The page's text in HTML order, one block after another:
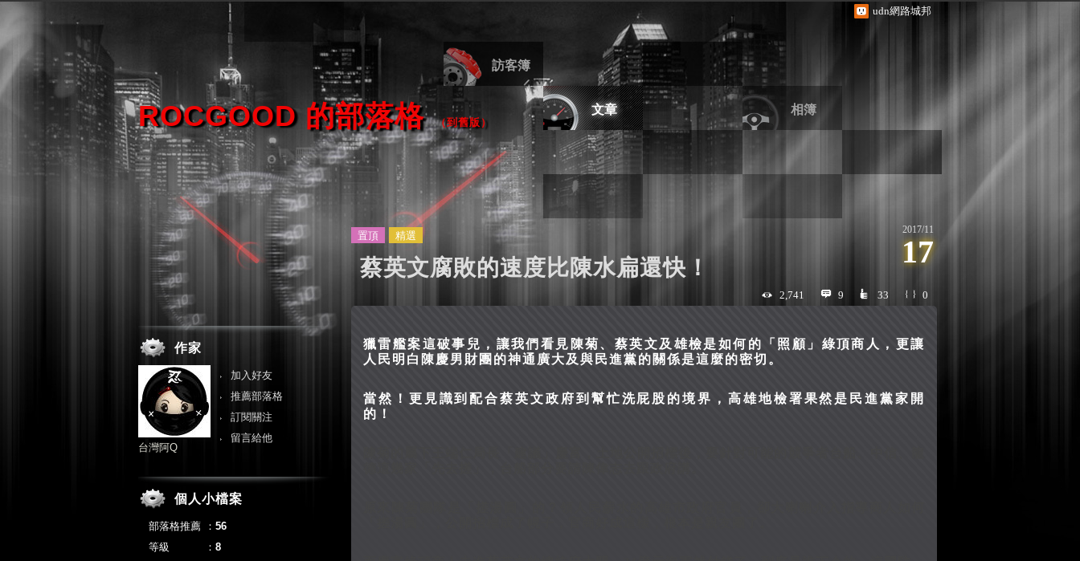
udn網路城邦
ROCGOOD 的部落格（到舊版）
文章 相簿
訪客簿
置頂 精選
蔡英文腐敗的速度比陳水扁還快！
2017/11
17
2,741 9 33 0
獵雷艦案這破事兒，讓我們看見陳菊、蔡英文及雄檢是如何的「照顧」綠頂商人，更讓
人民明白陳慶男財團的神通廣大及與民進黨的關係是這麼的密切。
當然！更見識到配合蔡英文政府到幫忙洗屁股的境界，高雄地檢署果然是民進黨家開
的！
作家
加入好友
推薦部落格
訂閱關注
留言給他
台灣阿Q
個人小檔案
部落格推薦 ： 56
等級
： 8